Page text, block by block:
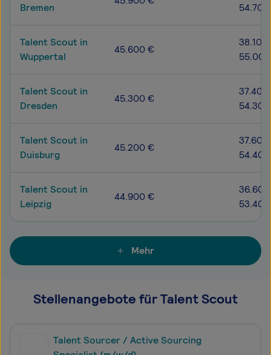
Bremen
Talent Scout in
Wuppertal
45.600 €
Talent Scout in
Dresden
45.300 €
Talent Scout in
Duisburg
45.200 €
Talent Scout in
Leipzig
44.900 €
Mehr
Stellenangebote für Talent Scout
Talent Sourcer / Active Sourcing